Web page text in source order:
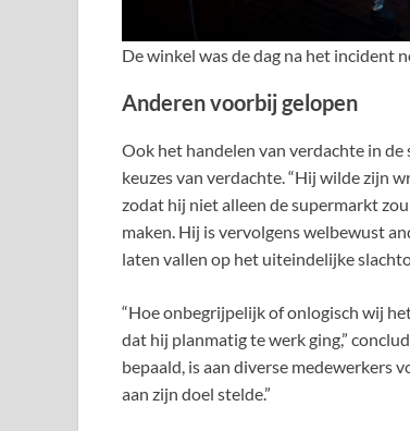
De winkel was de dag na het incident
Anderen voorbij gelopen
Ook het handelen van verdachte in
keuzes van verdachte. “Hij wilde zijn
zodat hij niet alleen de supermarkt
maken. Hij is vervolgens welbewust
laten vallen op het uiteindelijke
“Hoe onbegrijpelijk of onlogisch wij
dat hij planmatig te werk ging,”
bepaald, is aan diverse medewerkers
aan zijn doel stelde.”